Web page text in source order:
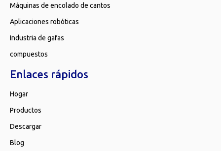
Máquinas de encolado de cantos
Aplicaciones robóticas
Industria de gafas
compuestos
Enlaces rápidos
Hogar
Productos
Descargar
Blog